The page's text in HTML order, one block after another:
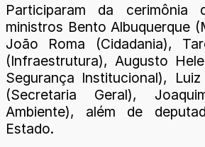
Participaram da cerimônia
ministros Bento Albuquerque
João Roma (Cidadania),
(Infraestrutura), Augusto
Segurança Institucional),
(Secretaria Geral),
Ambiente), além de
Estado.